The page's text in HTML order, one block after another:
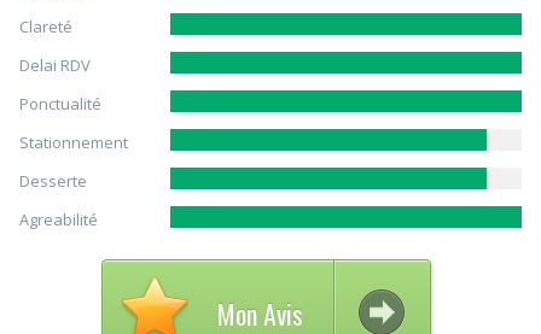
Clareté
Delai RDV
Ponctualité
Stationnement
Desserte
Agreabilité
Mon Avis